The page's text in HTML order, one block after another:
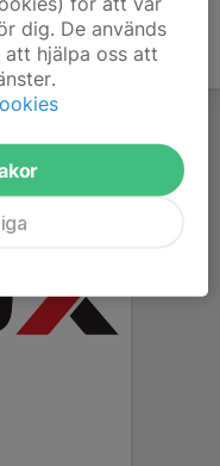
dig. De används
hjälpa oss att